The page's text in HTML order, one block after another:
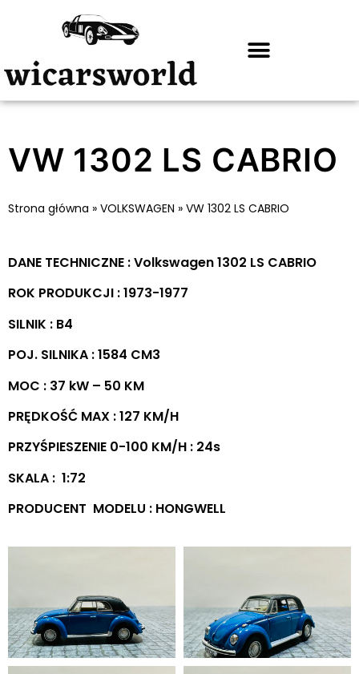
VW 1302 LS CABRIO
Strona główna » VOLKSWAGEN » VW 1302 LS CABRIO
DANE TECHNICZNE : Volkswagen 1302 LS CABRIO
ROK PRODUKCJI : 1973-1977
SILNIK : B4
POJ. SILNIKA : 1584 CM3
MOC : 37 kW – 50 KM
PRĘDKOŚĆ MAX : 127 KM/H
PRZYŚPIESZENIE 0-100 KM/H : 24s
SKALA : 1:72
PRODUCENT MODELU : HONGWELL